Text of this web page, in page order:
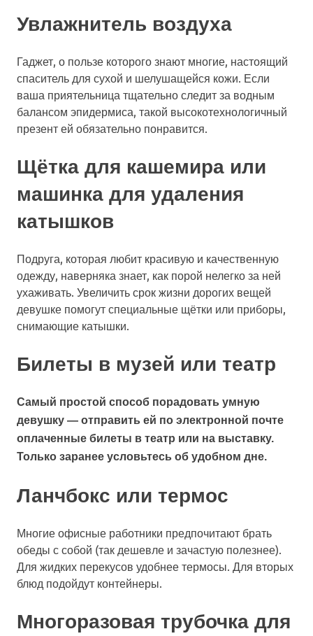
Увлажнитель воздуха
Гаджет, о пользе которого знают многие, настоящий
спаситель для сухой и шелушащейся кожи. Если
ваша приятельница тщательно следит за водным
балансом эпидермиса, такой высокотехнологичный
презент ей обязательно понравится.
Щётка для кашемира или
машинка для удаления
катышков
Подруга, которая любит красивую и качественную
одежду, наверняка знает, как порой нелегко за ней
ухаживать. Увеличить срок жизни дорогих вещей
девушке помогут специальные щётки или приборы,
снимающие катышки.
Билеты в музей или театр
Самый простой способ порадовать умную
девушку — отправить ей по электронной почте
оплаченные билеты в театр или на выставку.
Только заранее условьтесь об удобном дне.
Ланчбокс или термос
Многие офисные работники предпочитают брать
обеды с собой (так дешевле и зачастую полезнее).
Для жидких перекусов удобнее термосы. Для вторых
блюд подойдут контейнеры.
Многоразовая трубочка для